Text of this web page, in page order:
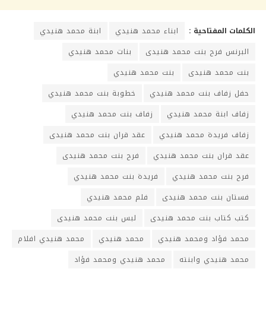
الكلمات المفتاحية : ابناء محمد هنيدي
ابنة محمد هنيدي
البرنس فرح بنت محمد هنيدى
بنات محمد هنيدي
بنت محمد هنيدى
بنت محمد هنيدي
حفل زفاف بنت محمد هنيدي
خطوبة بنت محمد هنيدي
زفاف ابنة محمد هنيدي
زفاف بنت محمد هنيدي
زفاف فريدة محمد هنيدي
عقد قران بنت محمد هنيدى
عقد قران بنت محمد هنيدي
فرح بنت محمد هنيدى
فرح بنت محمد هنيدي
فريدة بنت محمد هنيدي
فستان بنت محمد هنيدى
فلم محمد هنيدي
كتب كتاب بنت محمد هنيدى
لبس بنت محمد هنيدى
محمد فؤاد ومحمد هنيدي
محمد هنيدي
محمد هنيدي افلام
محمد هنيدي وابنته
محمد هنيدي ومحمد فؤاد